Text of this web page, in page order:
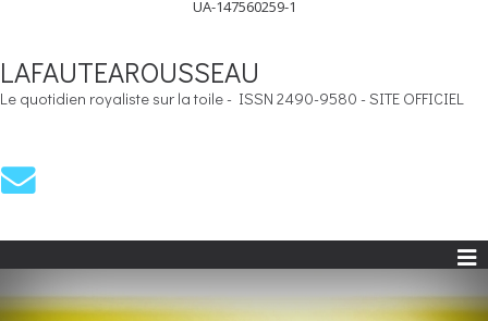
UA-147560259-1
LAFAUTEAROUSSEAU
Le quotidien royaliste sur la toile - ISSN 2490-9580 - SITE OFFICIEL